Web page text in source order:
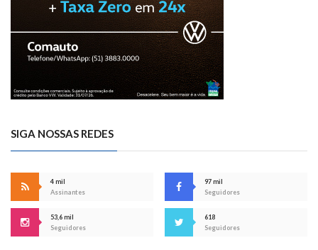
SIGA NOSSAS REDES
4 mil
Assinantes
97 mil
Seguidores
53,6 mil
Seguidores
618
Seguidores